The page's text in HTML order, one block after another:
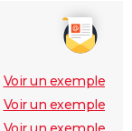
Voir un exemple
Voir un exemple